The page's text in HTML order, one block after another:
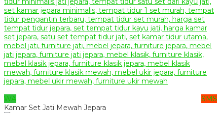
WA
SMS
Kamar Set Jati Mewah Jepara